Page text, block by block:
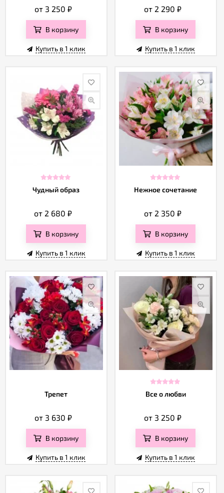
от 3 250 ₽
В корзину
Купить в 1 клик
от 2 290 ₽
В корзину
Купить в 1 клик
Чудный образ
от 2 680₽
В корзину
Купить в 1 клик
Нежное сочетание
от 2 350 ₽
В корзину
Купить в 1 клик
Трепет
от 3 630 ₽
В корзину
Купить в 1 клик
Все о любви
от 3 250 ₽
В корзину
Купить в 1 клик